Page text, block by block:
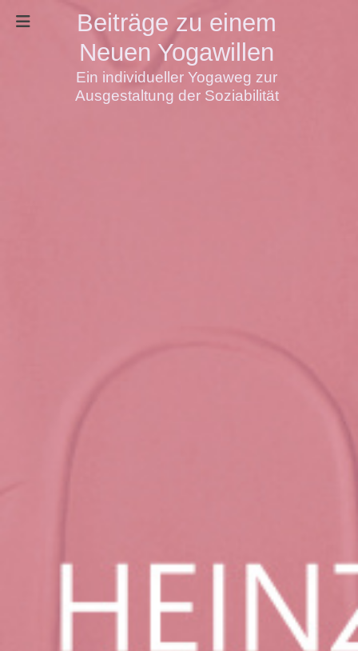
Beiträge zu einem
Neuen Yogawillen
Ein individueller Yogaweg zur
Ausgestaltung der Soziabilität